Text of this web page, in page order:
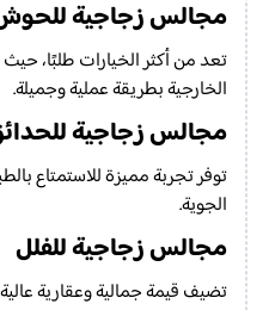
مجالس زجاجية
تعد من أكثر الخيارات طلبًا،
الخارجية بطريقة عملية وجميلة.
مجالس زجاجية
توفر تجربة مميزة للاستمتاع
الجوية.
مجالس زجاجية للفلل
تضيف قيمة جمالية وعقارية